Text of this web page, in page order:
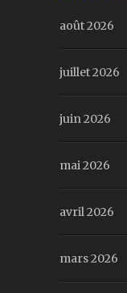
août 2026
juillet 2026
juin 2026
mai 2026
avril 2026
mars 2026